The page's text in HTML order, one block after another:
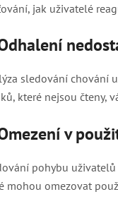
jak uživatelé
sledování chování
které nejsou čteny,
v
pohybu
mohou omezovat